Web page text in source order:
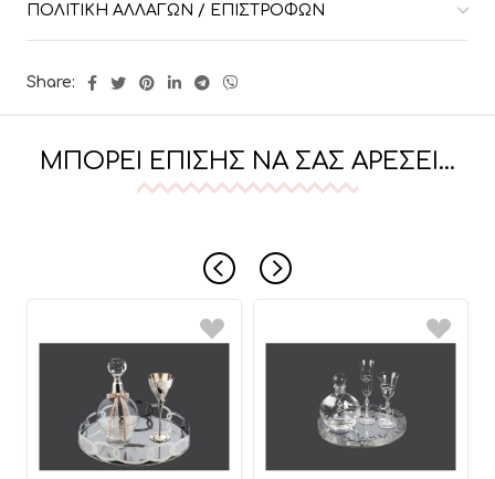
ΠΟΛΙΤΙΚΉ ΑΛΛΑΓΏΝ / ΕΠΙΣΤΡΟΦΏΝ
Share:
ΜΠΟΡΕΊ ΕΠΊΣΗΣ ΝΑ ΣΑΣ ΑΡΈΣΕΙ…